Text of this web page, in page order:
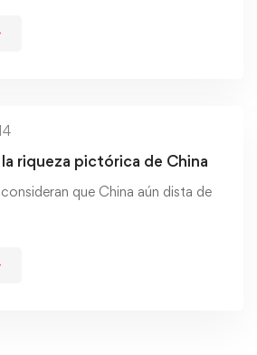
riqueza pictórica de China
que China aún dista de